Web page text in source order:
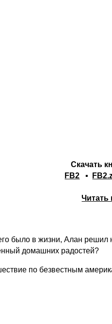
Скачать
FB2 ▪
Читать
было в жизни, Алан решил
домашних радостей?
по безвестным